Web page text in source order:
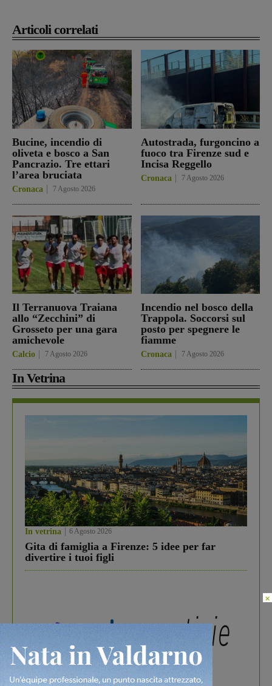
Articoli correlati
Bucine, incendio di
oliveta e bosco a San
Pancrazio. Tre ettari
l’area bruciata
Cronaca 7 Agosto 2026
Autostrada, furgoncino a
fuoco tra Firenze sud e
Incisa Reggello
Cronaca 7 Agosto 2026
Il Terranuova Traiana
allo “Zecchini” di
Grosseto per una gara
amichevole
Calcio 7 Agosto 2026
Incendio nel bosco della
Trappola. Soccorsi sul
posto per spegnere le
fiamme
Cronaca 7 Agosto 2026
In Vetrina
In vetrina 6 Agosto 2026
Gita di famiglia a Firenze: 5 idee per far
divertire i tuoi figli
×